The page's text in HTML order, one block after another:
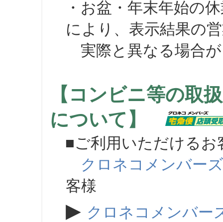
・お盆・年末年始の
により、表示結果の
実際と異なる場合が
【コンビニ等の取
について】
■ご利用いただけるお
クロネコメンバーズ
客様
▶ クロネコメンバー